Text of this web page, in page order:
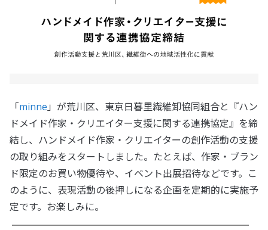
「minne 」が荒川区、東京日暮里繊維卸協同組合と『ハン
ドメイド作家・クリエイター支援に関する連携協定』を締
結し、ハンドメイド作家・クリエイターの創作活動の支援
の取り組みをスタートしました。たとえば、作家・ブラン
ド限定のお買い物優待や、イベント出展招待などです。こ
のように、表現活動の後押しになる企画を定期的に実施予
定です。お楽しみに。